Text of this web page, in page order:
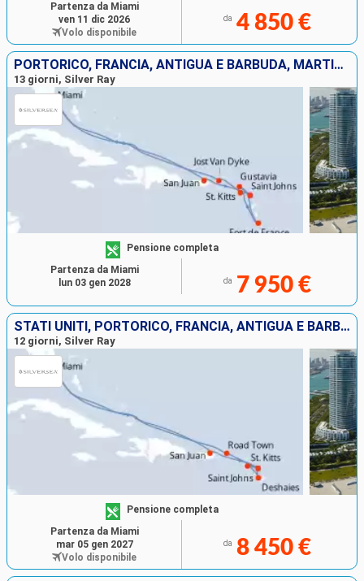
da 4 850 €
Partenza da Miami
ven 11 dic 2026
Volo disponibile
PORTORICO, FRANCIA, ANTIGUA E BARBUDA, MARTINICA, JOST VAN DYKE, STATI UNITI
13 giorni, Silver Ray
Pensione completa
da 7 950 €
Partenza da Miami
lun 03 gen 2028
STATI UNITI, PORTORICO, FRANCIA, ANTIGUA E BARBUDA, TORTOLA
12 giorni, Silver Ray
Pensione completa
da 8 450 €
Partenza da Miami
mar 05 gen 2027
Volo disponibile